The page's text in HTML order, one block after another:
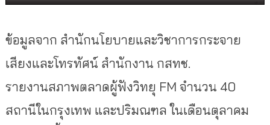
ข้อมูลจาก สำนักนโยบายและวิชาการกระจาย
เสียงและโทรทัศน์ สำนักงาน กสทช.
รายงานสภาพตลาดผู้ฟังวิทยุ FM จำนวน 40
สถานีในกรุงเทพ และปริมณฑล ในเดือนตุลาคม